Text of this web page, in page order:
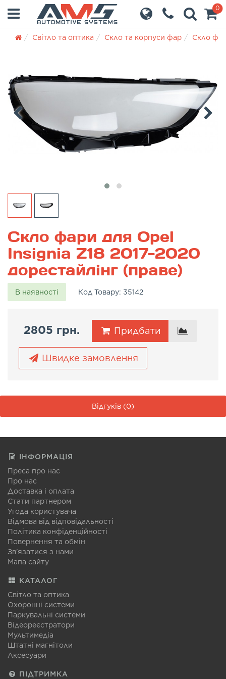
0
Світло та оптика Скло та корпуси фар Скло
Скло фари для Opel
Insignia Z18 2017-2020
дорестайлінг (праве)
В наявності Код Товару: 35142
2805 грн. Придбати
Швидке замовлення
Відгуків (0)
ІНФОРМАЦІЯ
Преса про нас
Про нас
Доставка і оплата
Стати партнером
Угода користувача
Відмова від відповідальності
Політика конфіденційності
Повернення та обмін
Зв'язатися з нами
Мапа сайту
КАТАЛОГ
Світло та оптика
Охоронні системи
Паркувальні системи
Відеореєстратори
Мультимедіа
Штатні магнітоли
Аксесуари
ПІДТРИМКА